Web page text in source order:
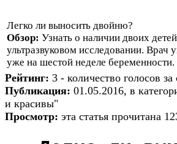
Легко ли выносить двойню?
Обзор: Узнать о наличии двоих
ультразвуковом исследовании. Врач
уже на шестой неделе беременности.
Рейтинг: 3 - количество голосов за
Публикация: 01.05.2016, в
и красивы"
Просмотр: эта статья прочитана